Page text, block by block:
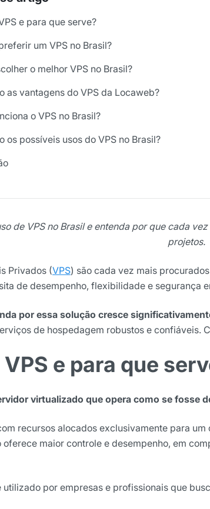
e para que serve?
um VPS no Brasil?
o melhor VPS no Brasil?
as vantagens do VPS da Locaweb?
o VPS no Brasil?
os possíveis usos do VPS no Brasil?
de VPS no Brasil e entenda por que cada
projetos.
Privados (VPS) são cada vez mais
de desempenho, flexibilidade e segurança
por essa solução cresce
de hospedagem robustos e confiáveis.
VPS e para que
virtualizado que opera como se fosse
recursos alocados exclusivamente para
oferece maior controle e desempenho, em
utilizado por empresas e profissionais que
Tendências e materiais exclusivos do
Nome